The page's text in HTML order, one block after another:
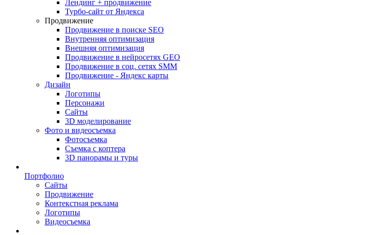
Лендинг + продвижение
Турбо-сайт от Яндекса
Продвижение
Продвижение в поиске SEO
Внутренняя оптимизация
Внешняя оптимизация
Продвижение в нейросетях GEO
Продвижение в соц. сетях SMM
Продвижение - Яндекс карты
Дизайн
Логотипы
Персонажи
Сайты
3D моделирование
Фото и видеосъемка
Фотосъемка
Съемка с коптера
3D панорамы и туры
Портфолио
Сайты
Продвижение
Контекстная реклама
Логотипы
Видеосъемка